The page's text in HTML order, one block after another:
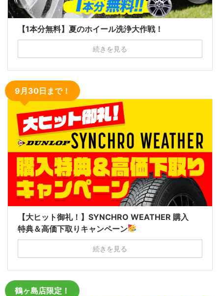
【1本分無料】夏のホイール洗浄大作戦！
続きを見る
9月30日まで！
【大ヒット御礼！】SYNCHRO WEATHER 購入
特典＆高価下取りキャンペーン
続きを見る
鶴ヶ島店限定！